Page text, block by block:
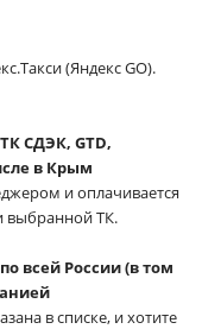
(Яндекс GO).
СДЭК, GTD,
в Крым
и оплачивается
выбранной ТК.
всей России (в том
в списке, и хотите